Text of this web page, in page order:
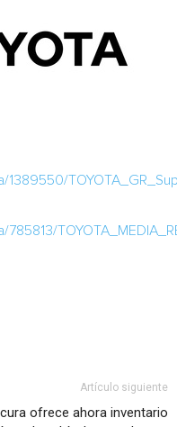
Artículo siguiente
ofrece ahora inventario